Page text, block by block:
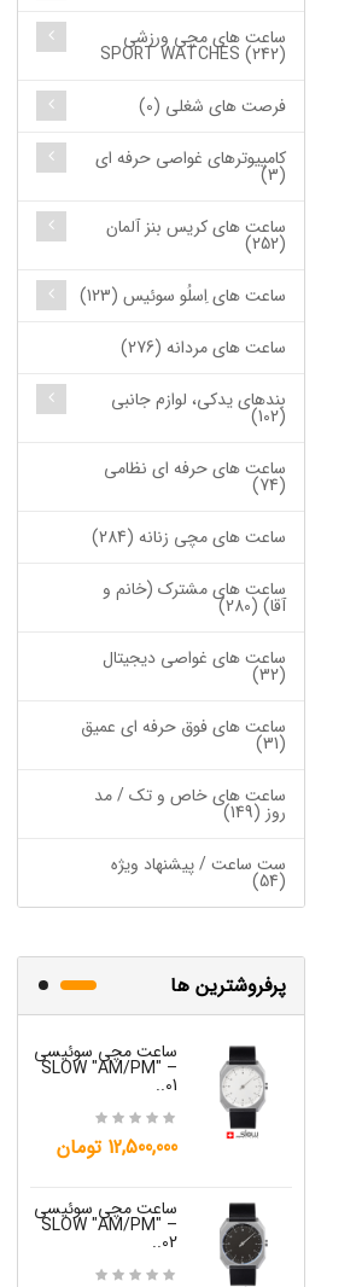
ساعت های مچی ورزشی
SPORT WATCHES (242)
فرصت های شغلی (0)
کامپیوترهای غواصی حرفه ای
(3)
ساعت های کریس بنز آلمان
(252)
ساعت های اِسلُو سوئیس (123)
ساعت های مردانه (276)
بندهای یدکی، لوازم جانبی
(102)
ساعت های حرفه ای نظامی
(74)
ساعت های مچی زنانه (284)
ساعت های مشترک (خانم و
آقا) (280)
ساعت های غواصی دیجیتال
(32)
ساعت های فوق حرفه ای عمیق
(31)
ساعت های خاص و تک / مد
روز (149)
ست ساعت / پیشنهاد ویژه
(54)
پرفروشترین ها
ساعت مچی سوئیسی
SLOW "AM/PM" –
01..
12,500,000 تومان
ساعت مچی سوئیسی
SLOW "AM/PM" –
02..